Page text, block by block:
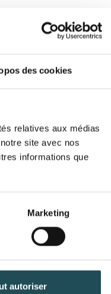
des cookies
relatives aux médias
site avec nos
informations que
Marketing
autoriserdésirée*
désirée*